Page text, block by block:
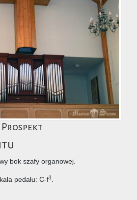
Prospekt
bok szafy organowej.
pedału: C-f1 .